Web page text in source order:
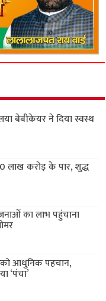
बेबीकेयर ने दिया स्वस्थ
लाख करोड़ के पार, शुद्ध
का लाभ पहुंचाना
आधुनिक पहचान,
‘पंचा’